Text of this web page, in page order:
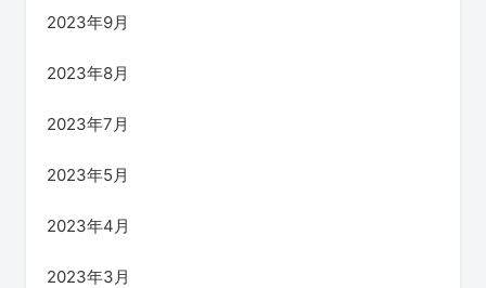
2023年9月
2023年8月
2023年7月
2023年5月
2023年4月
2023年3月